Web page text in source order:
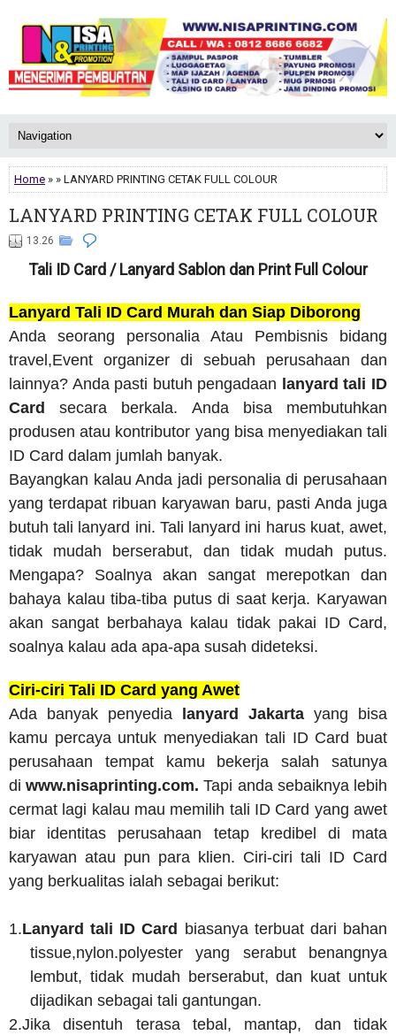
Home » » LANYARD PRINTING CETAK FULL COLOUR
LANYARD PRINTING CETAK FULL COLOUR
13.26
Tali ID Card / Lanyard Sablon dan Print Full Colour
Lanyard Tali ID Card Murah dan Siap Diborong
Anda seorang personalia Atau Pembisnis bidang
travel,Event organizer di sebuah perusahaan dan
lainnya? Anda pasti butuh pengadaan lanyard tali ID
Cardsecara berkala. Anda bisa membutuhkan
produsen atau kontributor yang bisa menyediakan tali
ID Card dalam jumlah banyak.
Bayangkan kalau Anda jadi personalia di perusahaan
yang terdapat ribuan karyawan baru, pasti Anda juga
butuh tali lanyard ini. Tali lanyard ini harus kuat, awet,
tidak mudah berserabut, dan tidak mudah putus.
Mengapa? Soalnya akan sangat merepotkan dan
bahaya kalau tiba-tiba putus di saat kerja. Karyawan
akan sangat berbahaya kalau tidak pakai ID Card,
soalnya kalau ada apa-apa susah dideteksi.
Ciri-ciri Tali ID Card yang Awet
Ada banyak penyedia
lanyard Jakarta yang bisa
kamu percaya untuk menyediakan tali ID Card buat
perusahaan tempat kamu bekerja salah satunya
di www.nisaprinting.com. Tapi anda sebaiknya lebih
cermat lagi kalau mau memilih tali ID Card yang awet
biar identitas perusahaan tetap kredibel di mata
karyawan atau pun para klien. Ciri-ciri tali ID Card
yang berkualitas ialah sebagai berikut:
1.Lanyard tali ID Card
biasanya terbuat dari bahan
tissue,nylon.polyester yang serabut benangnya
lembut, tidak mudah berserabut, dan kuat untuk
dijadikan sebagai tali gantungan.
2.Jika disentuh terasa tebal, mantap, dan tidak